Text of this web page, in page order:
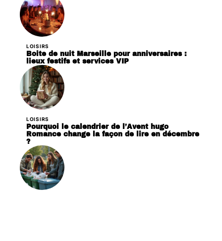
LOISIRS
Boite de nuit Marseille pour anniversaires :
lieux festifs et services VIP
LOISIRS
Pourquoi le calendrier de l’Avent hugo
Romance change la façon de lire en décembre
?